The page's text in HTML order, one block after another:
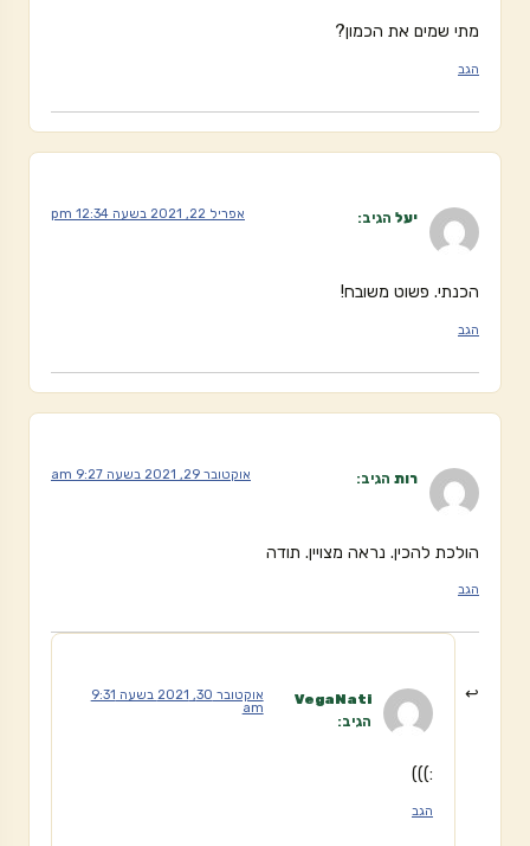
מתי שמים את הכמון?
הגב
יעל הגיב: אפריל 22, 2021 בשעה 12:34 pm
הכנתי. פשוט משובח!
הגב
רות הגיב: אוקטובר 29, 2021 בשעה 9:27 am
הולכת להכין. נראה מצויין. תודה
הגב
VegaNati
הגיב:
אוקטובר 30, 2021 בשעה 9:31
am
:)))
הגב